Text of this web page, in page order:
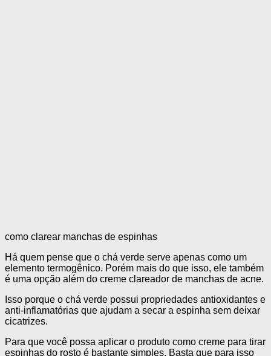
como clarear manchas de espinhas
Há quem pense que o chá verde serve apenas como um
elemento termogênico. Porém mais do que isso, ele também
é uma opção além do creme clareador de manchas de acne.
Isso porque o chá verde possui propriedades antioxidantes e
anti-inflamatórias que ajudam a secar a espinha sem deixar
cicatrizes.
Para que você possa aplicar o produto como creme para tirar
espinhas do rosto é bastante simples. Basta que para isso